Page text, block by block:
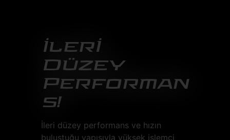
İlerİ
Düzey
Performan
s!
İleri düzey performans ve hızın
buluştuğu yapısıyla yüksek işlemci